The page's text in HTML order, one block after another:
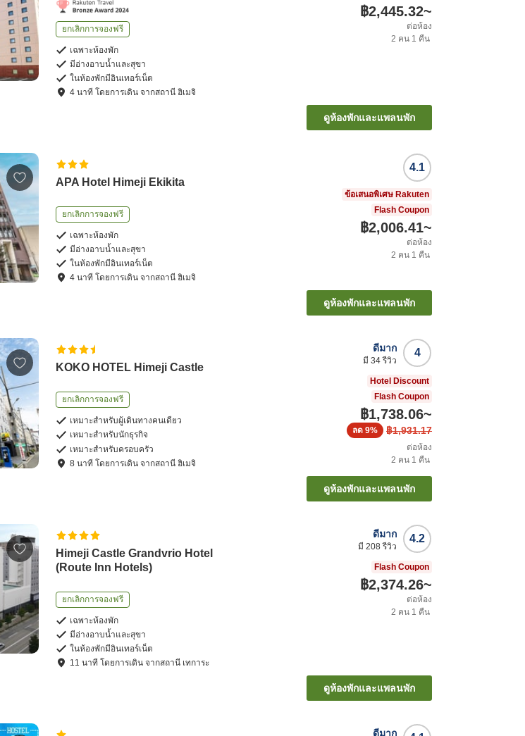
ยกเลิกการจองฟรี
เฉพาะห้องพัก
มีอ่างอาบน้ำและสุขา
ในห้องพักมีอินเทอร์เน็ต
4 นาที โดยการเดิน จากสถานี ฮิเมจิ
฿2,445.32~
ต่อห้อง
2 คน 1 คืน
ดูห้องพักและแพลนพัก
APA Hotel Himeji Ekikita
ยกเลิกการจองฟรี
เฉพาะห้องพัก
มีอ่างอาบน้ำและสุขา
ในห้องพักมีอินเทอร์เน็ต
4 นาที โดยการเดิน จากสถานี ฮิเมจิ
4.1
ข้อเสนอพิเศษ Rakuten
Flash Coupon
฿2,006.41~
ต่อห้อง
2 คน 1 คืน
ดูห้องพักและแพลนพัก
KOKO HOTEL Himeji Castle
ยกเลิกการจองฟรี
เหมาะสำหรับผู้เดินทางคนเดียว
เหมาะสำหรับนักธุรกิจ
เหมาะสำหรับครอบครัว
8 นาที โดยการเดิน จากสถานี ฮิเมจิ
4
ดีมาก
มี 34รีวิว
Hotel Discount
Flash Coupon
฿1,738.06~
฿1,931.17
ลด 9%
ต่อห้อง
2 คน 1 คืน
ดูห้องพักและแพลนพัก
Himeji Castle Grandvrio Hotel
(Route Inn Hotels)
ยกเลิกการจองฟรี
เฉพาะห้องพัก
มีอ่างอาบน้ำและสุขา
ในห้องพักมีอินเทอร์เน็ต
11 นาที โดยการเดิน จากสถานี เทการะ
4.2
ดีมาก
มี 208รีวิว
Flash Coupon
฿2,374.26~
ต่อห้อง
2 คน 1 คืน
ดูห้องพักและแพลนพัก
ดีมาก